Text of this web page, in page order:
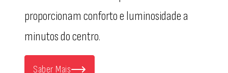
proporcionam conforto e luminosidade a
minutos do centro.
Saber Mais